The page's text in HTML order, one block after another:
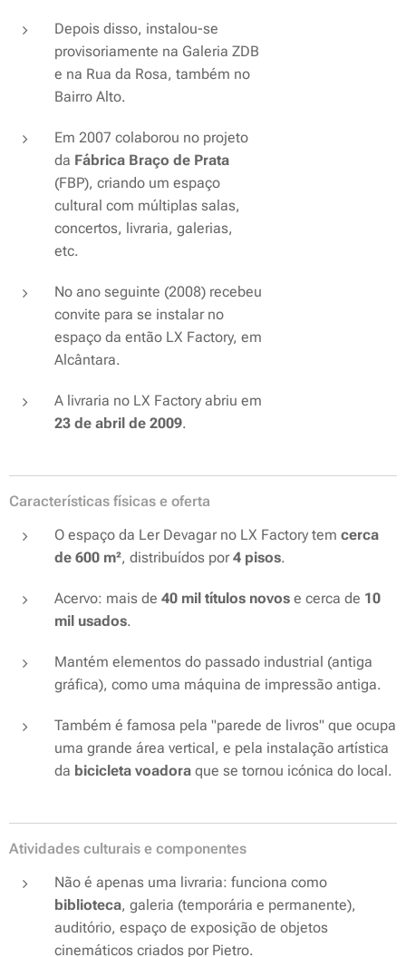
Depois disso, instalou-se
provisoriamente na Galeria ZDB
e na Rua da Rosa, também no
Bairro Alto.
Em 2007 colaborou no projeto
da Fábrica Braço de Prata
(FBP), criando um espaço
cultural com múltiplas salas,
concertos, livraria, galerias,
etc.
No ano seguinte (2008) recebeu
convite para se instalar no
espaço da então LX Factory, em
Alcântara.
A livraria no LX Factory abriu em
23 de abril de 2009.
Características físicas e oferta
O espaço da Ler Devagar no LX Factory tem cerca
de 600 m², distribuídos por4 pisos.
Acervo: mais de 40 mil títulos novos e cerca de 10
mil usados.
Mantém elementos do passado industrial (antiga
gráfica), como uma máquina de impressão antiga.
Também é famosa pela "parede de livros" que ocupa
uma grande área vertical, e pela instalação artística
da bicicleta voadora que se tornou icónica do local.
Atividades culturais e componentes
Não é apenas uma livraria: funciona como
biblioteca, galeria (temporária e permanente),
auditório, espaço de exposição de objetos
cinemáticos criados por Pietro.